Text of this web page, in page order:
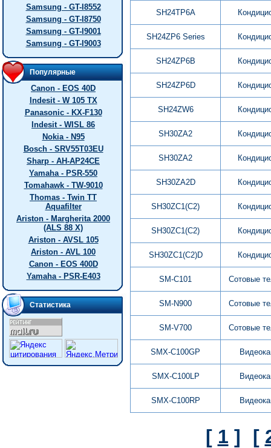
Samsung - GT-I8552
Samsung - GT-I8750
Samsung - GT-I9001
Samsung - GT-I9003
Популярные
Canon - EOS 40D
Indesit - W 105 TX
Panasonic - KX-F130
Indesit - WISL 86
Nokia - N95
Bosch - SRV55T03EU
Sharp - AH-AP24CE
Yamaha - PSR-550
Tomahawk - TW-9010
Thomas - Twin TT
Aquafilter
Ariston - Margherita 2000
(ALS 88 X)
Ariston - AVSL 105
Ariston - AVL 100
Canon - EOS 400D
Yamaha - PSR-E403
Статистика
SH24TP6A
SH24ZP6 Series
SH24ZP6B
SH24ZP6D
SH24ZW6
SH30ZA2
SH30ZA2
SH30ZA2D
SH30ZC1(C2)
SH30ZC1(C2)
SH30ZC1(C2)D
SM-C101 Сотовые
SM-N900 Сотовые
SM-V700 Сотовые
SMX-C100GP
SMX-C100LP
SMX-C100RP
[ 1 ] [